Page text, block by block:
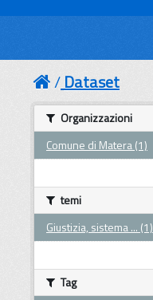
Dataset
Organizzazioni
Comune di Matera (1)
temi
Giustizia, sistema ... (1)
Tag